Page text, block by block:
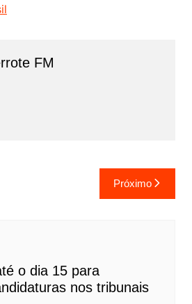
FM
Próximo
o dia 15 para
nos tribunais